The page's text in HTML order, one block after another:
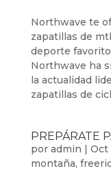
Northwave te
zapatillas de
deporte
Northwave ha
la actualidad
zapatillas de
PREPÁRATE
por admin | Oct
montaña,